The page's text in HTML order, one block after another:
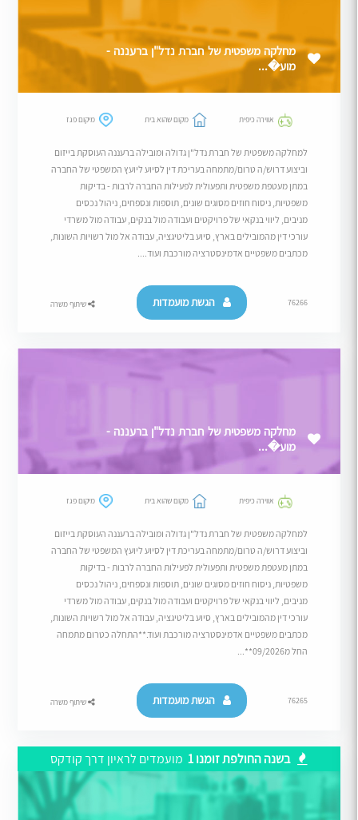
מחלקה משפטית של חברת נדל"ן ברעננה -
מוע�...
אווירה כיפית מקום שהוא בית מיקום פגז
למחלקה משפטית של חברת נדל"ן גדולה ומובילה ברעננה העוסקת בייזום
וביצוע דרוש/ה טרום/מתמחה בעריכת דין לסיוע ליועץ המשפטי של החברה
במתן מעטפת משפטית ותפעולית לפעילות החברה לרבות - בדיקות
משפטיות, ניסוח חוזים מסוגים שונים, תוספות ונספחים, ניהול נכסים
מניבים, ליווי בנקאי של פרויקטים ועבודה מול בנקים, עבודה מול משרדי
עורכי דין מהמובילים בארץ, סיוע בליטיגציה, עבודה אל מול רשויות השונות,
מכתבים משפטיים אדמינסטרציה מורכבת ועוד....
76266 הגשת מועמדות שיתוף משרה
מחלקה משפטית של חברת נדל"ן ברעננה -
מוע�...
אווירה כיפית מקום שהוא בית מיקום פגז
למחלקה משפטית של חברת נדל"ן גדולה ומובילה ברעננה העוסקת בייזום
וביצוע דרוש/ה טרום/מתמחה בעריכת דין לסיוע ליועץ המשפטי של החברה
במתן מעטפת משפטית ותפעולית לפעילות החברה לרבות - בדיקות
משפטיות, ניסוח חוזים מסוגים שונים, תוספות ונספחים, ניהול נכסים
מניבים, ליווי בנקאי של פרויקטים ועבודה מול בנקים, עבודה מול משרדי
עורכי דין מהמובילים בארץ, סיוע בליטיגציה, עבודה אל מול רשויות השונות,
מכתבים משפטיים אדמינסטרציה מורכבת ועוד.**התחלה כטרום מתמחה
החל מ09/2026**...
76265 הגשת מועמדות שיתוף משרה
בשנה החולפת זומנו 1 מועמדים לראיון דרך קודקס